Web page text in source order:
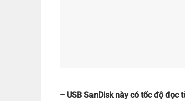
– USB SanDisknày có tốc độ đọc